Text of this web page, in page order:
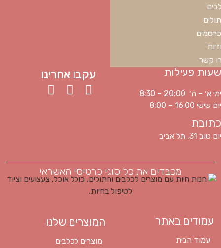
קשר
שעות פעילות
ימי א׳ – ה׳ 20:00 – 8:30
יום שישי 16:00 – 8:00
כתובת
יום טוב 31, תל אביב
עקבו אחרינו
מכבדים את כל סוגי כרטיסי האשראי
עמודים באתר
עמוד הבית
המוצרים שלנו
מוצרים לכלבים